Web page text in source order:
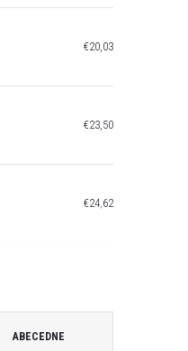
€20,03
€23,50
€24,62
ABECEDNE